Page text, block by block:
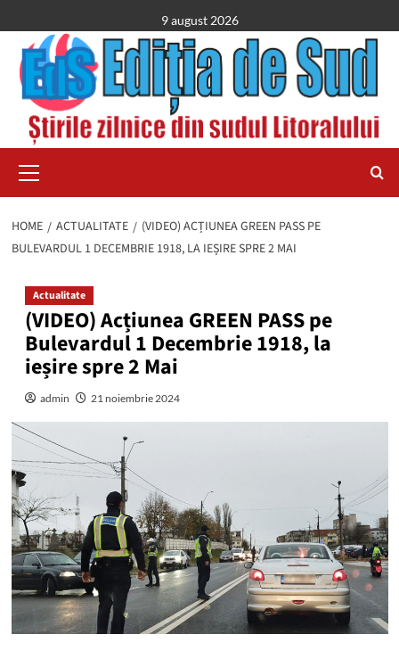
to
content
9 august 2026
Menu
HOME ACTUALITATE
(VIDEO) ACȚIUNEA GREEN PASS PE
BULEVARDUL 1 DECEMBRIE 1918, LA IEȘIRE SPRE 2 MAI
Actualitate
(VIDEO) Acțiunea GREEN PASS pe
Bulevardul 1 Decembrie 1918, la
ieșire spre 2 Mai
admin 21 noiembrie 2024